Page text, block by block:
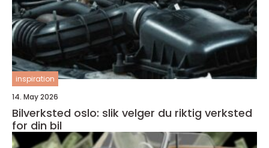
inspiration
14. May 2026
Bilverksted oslo: slik velger du riktig verksted
for din bil